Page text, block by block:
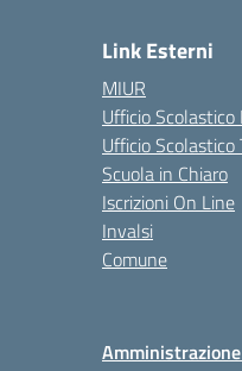
Link Esterni
MIUR
Ufficio Scolastico
Ufficio Scolastico
Scuola in Chiaro
Iscrizioni On Line
Invalsi
Comune